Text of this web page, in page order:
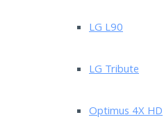
LG L90
LG Tribute
Optimus 4X HD